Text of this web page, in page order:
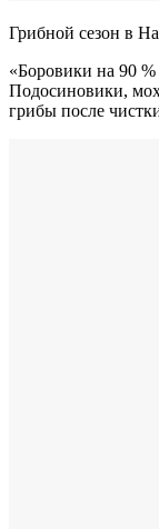
Грибной сезон в
«Боровики на 90
Подосиновики,
грибы после